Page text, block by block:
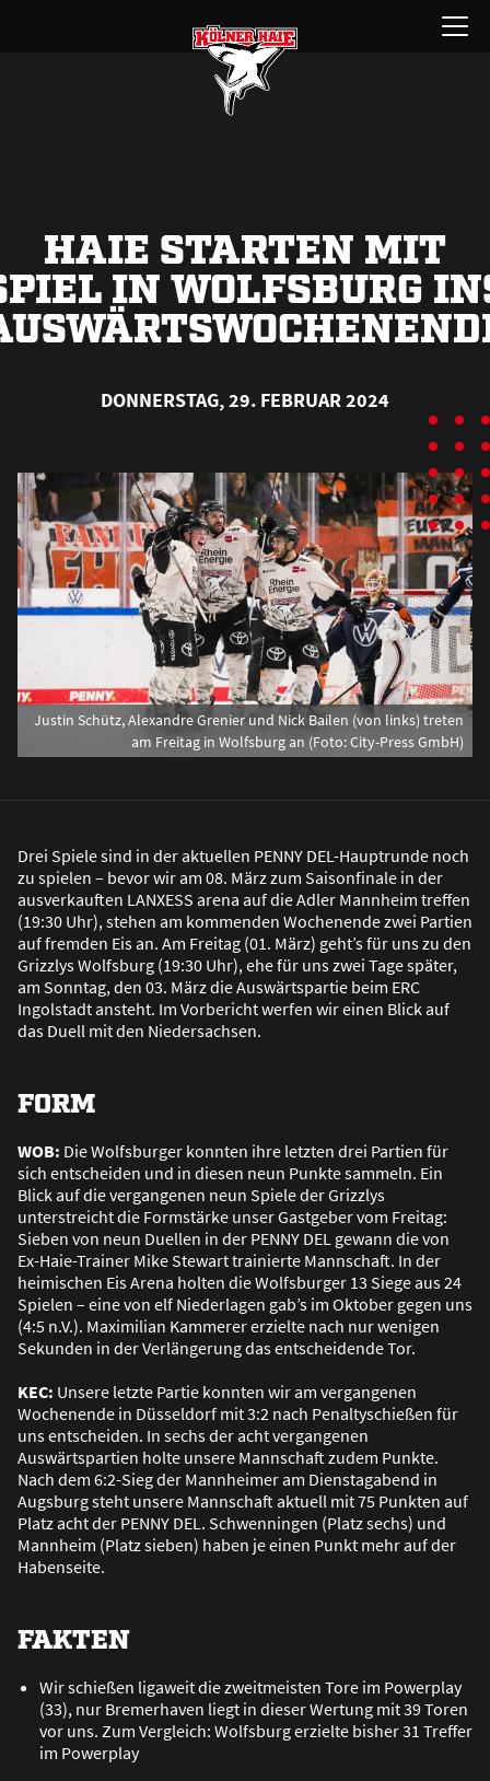
Menü
öffnen
HAIE STARTEN MIT
IN WOLFSBURG
DONNERSTAG, 29. FEBRUAR 2024
Justin Schütz, Alexandre Grenier und Nick Bailen (von links) treten
am Freitag in Wolfsburg an (Foto: City-Press GmbH)
Drei Spiele sind in der aktuellen PENNY DEL-Hauptrunde noch
zu spielen – bevor wir am 08. März zum Saisonfinale in der
ausverkauften LANXESS arena auf die Adler Mannheim treffen
(19:30 Uhr), stehen am kommenden Wochenende zwei Partien
auf fremden Eis an. Am Freitag (01. März) geht’s für uns zu den
Grizzlys Wolfsburg (19:30 Uhr), ehe für uns zwei Tage später,
am Sonntag, den 03. März die Auswärtspartie beim ERC
Ingolstadt ansteht. Im Vorbericht werfen wir einen Blick auf
das Duell mit den Niedersachsen.
FORM
WOB: Die Wolfsburger konnten ihre letzten drei Partien für
sich entscheiden und in diesen neun Punkte sammeln. Ein
Blick auf die vergangenen neun Spiele der Grizzlys
unterstreicht die Formstärke unser Gastgeber vom Freitag:
Sieben von neun Duellen in der PENNY DEL gewann die von
Ex-Haie-Trainer Mike Stewart trainierte Mannschaft. In der
heimischen Eis Arena holten die Wolfsburger 13 Siege aus 24
Spielen – eine von elf Niederlagen gab’s im Oktober gegen uns
(4:5 n.V.). Maximilian Kammerer erzielte nach nur wenigen
Sekunden in der Verlängerung das entscheidende Tor.
KEC: Unsere letzte Partie konnten wir am vergangenen
Wochenende in Düsseldorf mit 3:2 nach Penaltyschießen für
uns entscheiden. In sechs der acht vergangenen
Auswärtspartien holte unsere Mannschaft zudem Punkte.
Nach dem 6:2-Sieg der Mannheimer am Dienstagabend in
Augsburg steht unsere Mannschaft aktuell mit 75 Punkten auf
Platz acht der PENNY DEL. Schwenningen (Platz sechs) und
Mannheim (Platz sieben) haben je einen Punkt mehr auf der
Habenseite.
FAKTEN
Wir schießen ligaweit die zweitmeisten Tore im Powerplay
(33), nur Bremerhaven liegt in dieser Wertung mit 39 Toren
vor uns. Zum Vergleich: Wolfsburg erzielte bisher 31 Treffer
im Powerplay